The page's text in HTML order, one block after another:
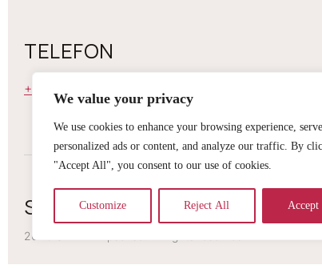
We value your privacy
We use cookies to enhance your browsing experience, serve
personalized ads or content, and analyze our traffic. By
"Accept All", you consent to our use of cookies.
Customize Reject All
TELEFON
+48 668 229 274
SZMINKI LIPSENSE
2026 Szminki Lipsense. All rights reserved